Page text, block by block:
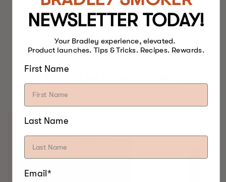
NEWSLETTER TODAY!
Your Bradley experience, elevated.
Product launches. Tips & Tricks. Recipes. Rewards.
First Name
Last Name
Email*